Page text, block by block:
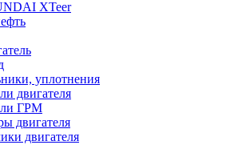
XTeer
уплотнения
двигателя
ГРМ
двигателя
двигателя